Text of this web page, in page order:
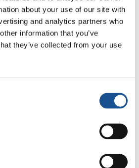
about your use of our site with
and analytics partners who
information that you’ve
they’ve collected from your use